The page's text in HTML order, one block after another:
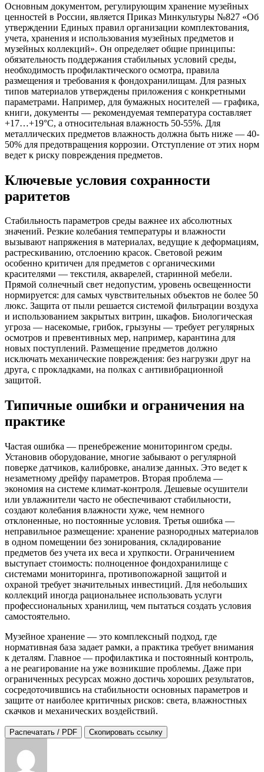
Основным документом, регулирующим хранение музейных
ценностей в России, является Приказ Минкультуры №827 «Об
утверждении Единых правил организации комплектования,
учета, хранения и использования музейных предметов и
музейных коллекций». Он определяет общие принципы:
обязательность поддержания стабильных условий среды,
необходимость профилактического осмотра, правила
размещения и требования к фондохранилищам. Для разных
типов материалов утверждены приложения с конкретными
параметрами. Например, для бумажных носителей — графика,
книги, документы — рекомендуемая температура составляет
+17…+19°C, а относительная влажность 50-55%. Для
металлических предметов влажность должна быть ниже — 40-
50% для предотвращения коррозии. Отступление от этих норм
ведет к риску повреждения предметов.
Ключевые условия сохранности
раритетов
Стабильность параметров среды важнее их абсолютных
значений. Резкие колебания температуры и влажности
вызывают напряжения в материалах, ведущие к деформациям,
растрескиванию, отслоению красок. Световой режим
особенно критичен для предметов с органическими
красителями — текстиля, акварелей, старинной мебели.
Прямой солнечный свет недопустим, уровень освещенности
нормируется: для самых чувствительных объектов не более 50
люкс. Защита от пыли решается системой фильтрации воздуха
и использованием закрытых витрин, шкафов. Биологическая
угроза — насекомые, грибок, грызуны — требует регулярных
осмотров и превентивных мер, например, карантина для
новых поступлений. Размещение предметов должно
исключать механические повреждения: без нагрузки друг на
друга, с прокладками, на полках с антивибрационной
защитой.
Типичные ошибки и ограничения на
практике
Частая ошибка — пренебрежение мониторингом среды.
Установив оборудование, многие забывают о регулярной
поверке датчиков, калибровке, анализе данных. Это ведет к
незаметному дрейфу параметров. Вторая проблема —
экономия на системе климат-контроля. Дешевые осушители
или увлажнители часто не обеспечивают стабильности,
создают колебания влажности хуже, чем немного
отклоненные, но постоянные условия. Третья ошибка —
неправильное размещение: хранение разнородных материалов
в одном помещении без зонирования, складирование
предметов без учета их веса и хрупкости. Ограничением
выступает стоимость: полноценное фондохранилище с
системами мониторинга, противопожарной защитой и
охраной требует значительных инвестиций. Для небольших
коллекций иногда рациональнее использовать услуги
профессиональных хранилищ, чем пытаться создать условия
самостоятельно.
Музейное хранение — это комплексный подход, где
нормативная база задает рамки, а практика требует внимания
к деталям. Главное — профилактика и постоянный контроль,
а не реагирование на уже возникшие проблемы. Даже при
ограниченных ресурсах можно достичь хороших результатов,
сосредоточившись на стабильности основных параметров и
защите от наиболее критичных рисков: света, влажностных
скачков и механических воздействий.
Распечатать / PDF Скопировать ссылку